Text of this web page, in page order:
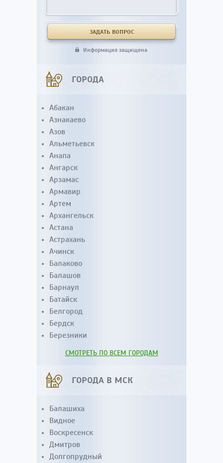
Информация защищена
ГОРОДА
Абакан
Азнакаево
Азов
Альметьевск
Анапа
Ангарск
Арзамас
Армавир
Артем
Архангельск
Астана
Астрахань
Ачинск
Балаково
Балашов
Барнаул
Батайск
Белгород
Бердск
Березники
СМОТРЕТЬ ПО ВСЕМ ГОРОДАМ
ГОРОДА В МСК
Балашиха
Видное
Воскресенск
Дмитров
Долгопрудный